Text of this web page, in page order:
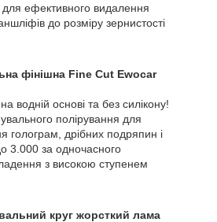
для ефективного видалення
до розміру зернистості
фінішна Fine Cut Ewocar
водній основі та без силікону!
полірування для
голограм, дрібних подряпин і
3.000 за одночасного
з високою ступенем
круг жорсткий лама